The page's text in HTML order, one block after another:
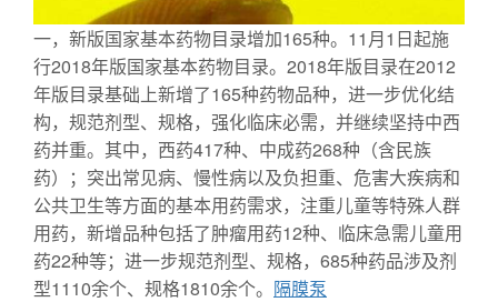
一，新版国家基本药物目录增加165种。11月1日起施
行2018年版国家基本药物目录。2018年版目录在2012
年版目录基础上新增了165种药物品种，进一步优化结
构，规范剂型、规格，强化临床必需，并继续坚持中西
药并重。其中，西药417种、中成药268种（含民族
药）；突出常见病、慢性病以及负担重、危害大疾病和
公共卫生等方面的基本用药需求，注重儿童等特殊人群
用药，新增品种包括了肿瘤用药12种、临床急需儿童用
药22种等；进一步规范剂型、规格，685种药品涉及剂
型1110余个、规格1810余个。 隔膜泵